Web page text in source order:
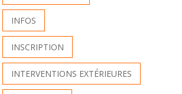
INFOS
INSCRIPTION
INTERVENTIONS EXTÉRIEURES